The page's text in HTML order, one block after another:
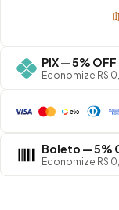
PIX — 5% OFF
Economize R$
Boleto — 5%
Economize R$